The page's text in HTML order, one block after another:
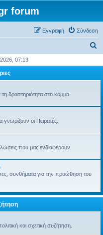
forum
Σύνδεση
Εγγραφή
ζ
τ
07:13
δραστηριότητα στο κόμμα.
οι Πειρατές.
που μας ενδιαφέρουν.
συνθήματα για την προώθηση του
και σχετική συζήτηση.